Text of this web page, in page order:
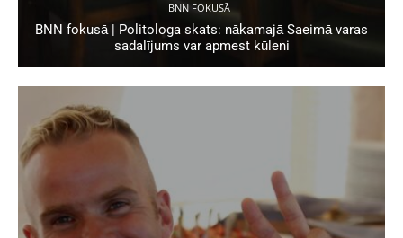
BNN FOKUSĀ
BNN fokusā | Politologa skats: nākamajā Saeimā varas
sadalījums var apmest kūleni